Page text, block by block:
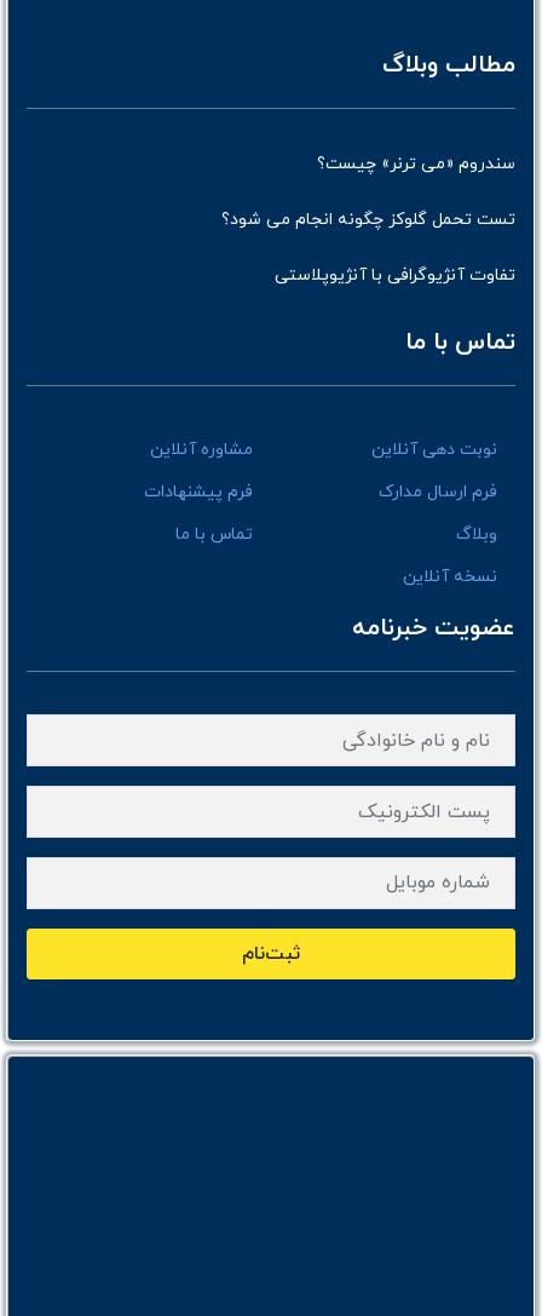
مطالب وبلاگ
سندروم «می ترنر» چیست؟
تست تحمل گلوکز چگونه انجام می شود؟
تفاوت آنژیوگرافی با آنژیوپلاستی
تماس با ما
نوبت دهی آنلاین
مشاوره آنلاین
فرم ارسال مدارک
فرم پیشنهادات
وبلاگ
تماس با ما
نسخه آنلاین
عضویت خبرنامه
ثبت‌نام